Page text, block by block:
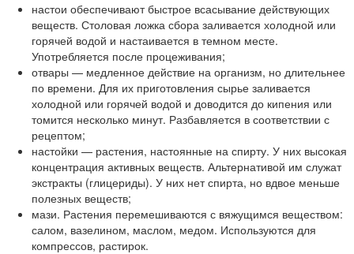
настои обеспечивают быстрое всасывание действующих
веществ. Столовая ложка сбора заливается холодной или
горячей водой и настаивается в темном месте.
Употребляется после процеживания;
отвары — медленное действие на организм, но длительнее
по времени. Для их приготовления сырье заливается
холодной или горячей водой и доводится до кипения или
томится несколько минут. Разбавляется в соответствии с
рецептом;
настойки — растения, настоянные на спирту. У них высокая
концентрация активных веществ. Альтернативой им служат
экстракты (глицериды). У них нет спирта, но вдвое меньше
полезных веществ;
мази. Растения перемешиваются с вяжущимся веществом:
салом, вазелином, маслом, медом. Используются для
компрессов, растирок.